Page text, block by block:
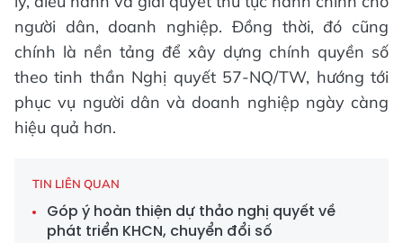
người dân, doanh nghiệp. Đồng thời, đó cũng
chính là nền tảng để xây dựng chính quyền số
theo tinh thần Nghị quyết 57-NQ/TW, hướng tới
phục vụ người dân và doanh nghiệp ngày càng
hiệu quả hơn.
TIN LIÊN QUAN
Góp ý hoàn thiện dự thảo nghị quyết về
phát triển KHCN, chuyển đổi số